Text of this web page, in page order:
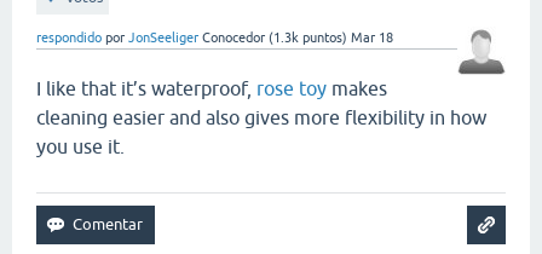
respondido por JonSeeliger Conocedor (1.3k puntos) Mar 18
I like that it’s waterproof, rose toy makes
cleaning easier and also gives more flexibility in how
you use it.